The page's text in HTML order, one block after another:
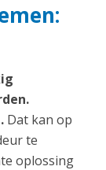
Dat kan op
te
oplossing